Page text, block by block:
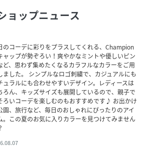
ョップニュース
のコーデに彩りをプラスしてくれる、Champion
ャップが勢ぞろい！爽やかなミントや優しいピン
ど、思わず集めたくなるカラフルなカラーをご用
ました。 シンプルなロゴ刺繍で、カジュアルにも
ュラルにも合わせやすいデザイン。レディースは
ろん、キッズサイズも展開しているので、親子で
ろいコーデを楽しむのもおすすめです♪ お出かけ
園、旅行など、毎日のおしゃれにぴったりのアイ
。この夏のお気に入りカラーを見つけてみません